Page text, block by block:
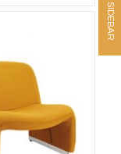
SIDEBAR